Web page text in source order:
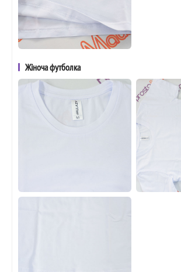
Жіноча футболка